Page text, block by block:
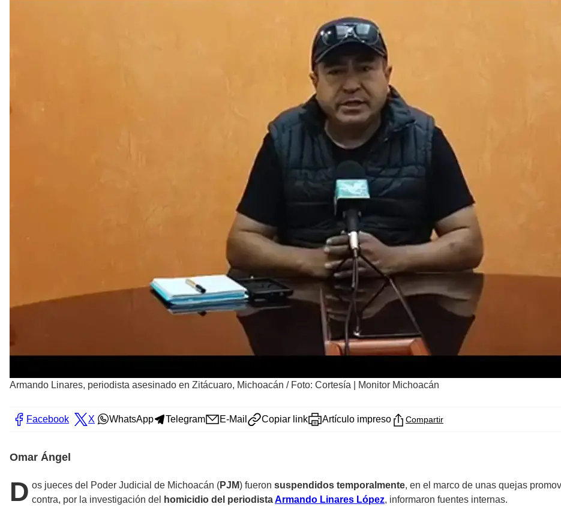
Armando Linares, periodista asesinado en Zitácuaro, Michoacán / Foto: Cortesía | Monitor Michoacán
Facebook X WhatsApp Telegram E-Mail Copiar link Artículo impreso Compartir
Omar Ángel
D os jueces del Poder Judicial de Michoacán (PJM) fueron suspendidos temporalmente, en el marco de unas quejas
contra, por la investigación del
homicidio del periodistaArmando Linares López, informaron fuentes internas.